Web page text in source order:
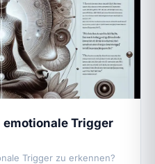
Trigger
Trigger zu erkennen?